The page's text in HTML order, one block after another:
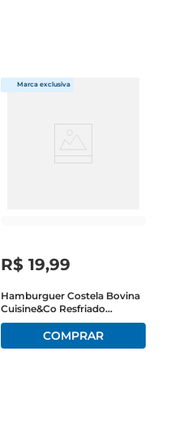
R$ 19,99
Hamburguer Costela Bovina
Cuisine&Co Resfriado
Bandeja 360g